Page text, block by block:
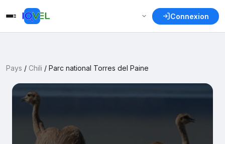
Connexion
Pays / Chili / Parc national Torres del Paine